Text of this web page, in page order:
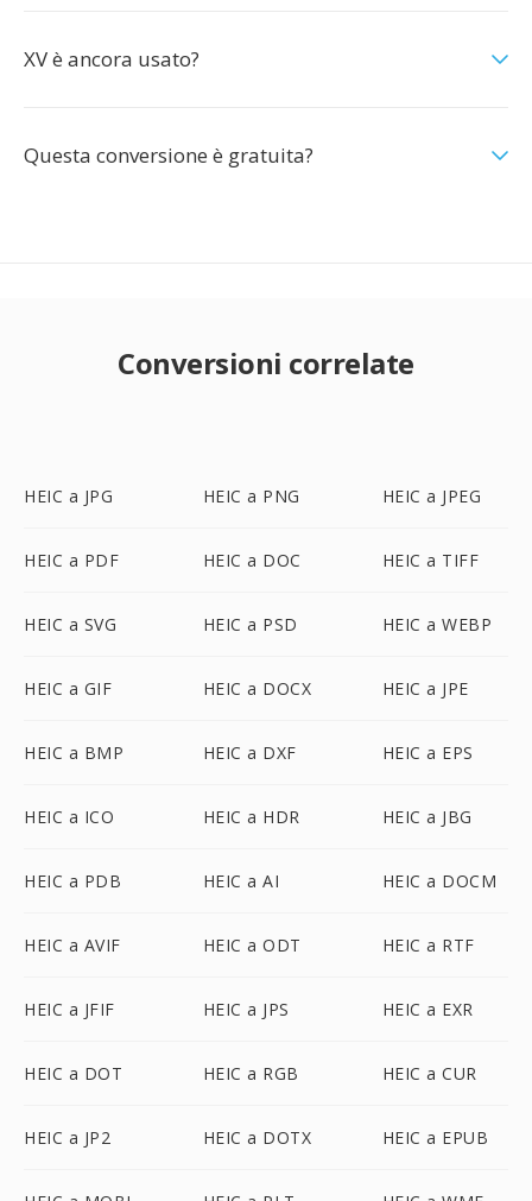
XV è ancora usato?
Questa conversione è gratuita?
Conversioni correlate
HEIC a JPG HEIC a PNG HEIC a JPEG
HEIC a PDF HEIC a DOC HEIC a TIFF
HEIC a SVG HEIC a PSD HEIC a WEBP
HEIC a GIF HEIC a DOCX HEIC a JPE
HEIC a BMP HEIC a DXF HEIC a EPS
HEIC a ICO HEIC a HDR HEIC a JBG
HEIC a PDB HEIC a AI HEIC a DOCM
HEIC a AVIF HEIC a ODT HEIC a RTF
HEIC a JFIF HEIC a JPS HEIC a EXR
HEIC a DOT HEIC a RGB HEIC a CUR
HEIC a JP2 HEIC a DOTX HEIC a EPUB